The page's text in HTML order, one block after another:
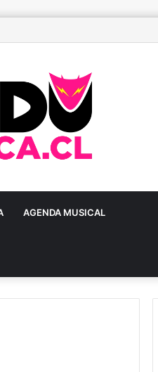
para celebrar las Fiestas Patrias
AGENDA MUSICAL